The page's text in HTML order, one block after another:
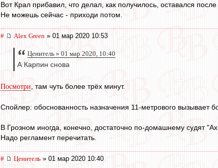
Вот Крал прибавил, что делал, как получилось, оставался
Не можешь сейчас - приходи потом.
# Alex Green » 01 мар 2020 10:53
Ценитель » 01 мар 2020, 10:40
А Карпин снова
Посмотри , там чуть более трёх минут.
Спойлер: обоснованность назначения 11-метрового вызывает
В Грозном иногда, конечно, достаточно по-домашнему судят
Надо регламент перечитать.
# Ценитель » 01 мар 2020 10:40